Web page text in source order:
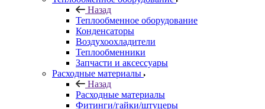
Назад
Теплообменное оборудование
Конденсаторы
Воздухоохладители
Теплообменники
Запчасти и аксессуары
Расходные материалы
Назад
Расходные материалы
Фитинги/гайки/штуцеры